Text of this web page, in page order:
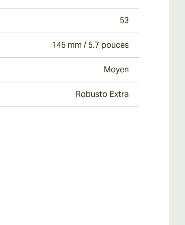
53
145 mm / 5.7 pouces
Moyen
Robusto Extra